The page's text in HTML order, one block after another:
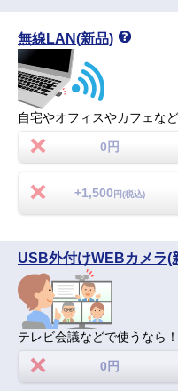
無線LAN(新品)
自宅やオフィスやカフェな
0円
+1,500 円(税込)
USB外付けWEBカメラ(
テレビ会議などで使うなら！
0円